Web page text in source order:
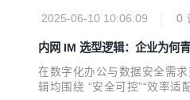
键的文件传输、视频会议内
2025-06-10 10:06:09 0
内网 IM 选型逻辑：企业为何
在数字化办公与数据安全需
辑均围绕 “安全可控”“效率